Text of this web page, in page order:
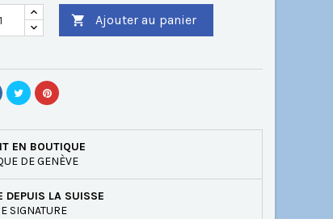
 Ajouter au panier
EN BOUTIQUE
DE GENÈVE
DEPUIS LA SUISSE
SIGNATURE